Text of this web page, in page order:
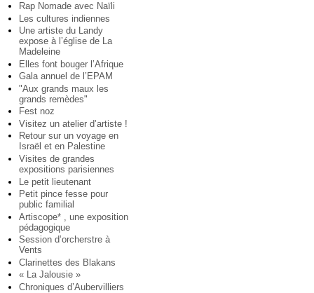
Rap Nomade avec Naïli
Les cultures indiennes
Une artiste du Landy
expose à l’église de La
Madeleine
Elles font bouger l’Afrique
Gala annuel de l’EPAM
"Aux grands maux les
grands remèdes"
Fest noz
Visitez un atelier d’artiste !
Retour sur un voyage en
Israël et en Palestine
Visites de grandes
expositions parisiennes
Le petit lieutenant
Petit pince fesse pour
public familial
Artiscope* , une exposition
pédagogique
Session d’orcherstre à
Vents
Clarinettes des Blakans
« La Jalousie »
Chroniques d’Aubervilliers